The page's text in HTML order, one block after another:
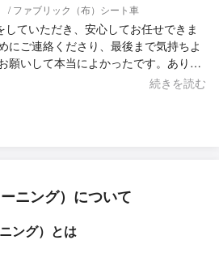
/ ファブリック（布）シート車
ていただき、安心してお任せできま
にご連絡くださり、最後まで気持ちよ
願いして本当によかったです。ありが
続きを読む
ニング）について
ング）とは